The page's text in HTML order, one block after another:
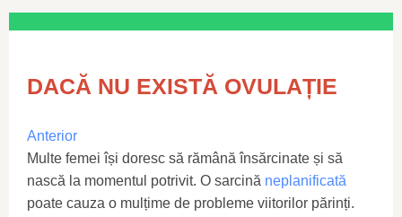
DACĂ NU EXISTĂ OVULAȚIE
Anterior
Multe femei își doresc să rămână însărcinate și să
nască la momentul potrivit. O sarcină neplanificată
poate cauza o mulțime de probleme viitorilor părinți.